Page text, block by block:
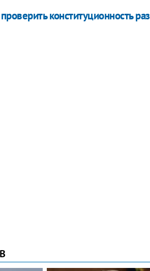
конституционность